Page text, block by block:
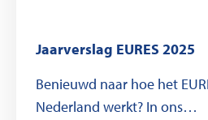
Jaarverslag EURES 2025
Benieuwd naar hoe het
Nederland werkt? In ons…